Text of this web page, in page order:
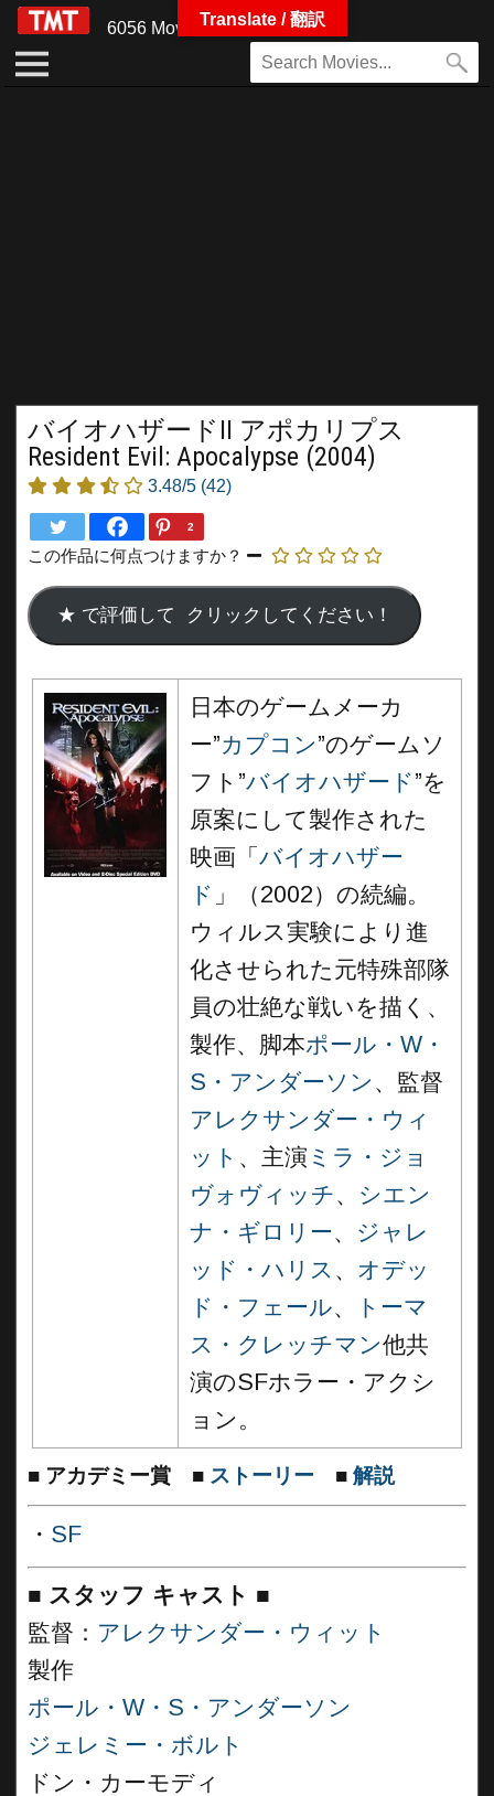
6056 Movies
バイオハザードII アポカリプス
Resident Evil: Apocalypse (2004)
3.48/5 (42)
2
この作品に何点つけますか？
日本のゲームメーカ
ー”カプコン”のゲームソ
フト”バイオハザード”を
原案にして製作された
映画「 バイオハザー
ド 」（2002）の続編。
ウィルス実験により進
化させられた元特殊部隊
員の壮絶な戦いを描く、
製作、脚本ポール・W・
S・アンダーソン 、監督
アレクサンダー・ウィ
ット 、主演 ミラ・ジョ
ヴォヴィッチ、 シエン
ナ・ギロリー、 ジャレ
ッド・ハリス 、 オデッ
ド・フェール、
トーマ
ス・クレッチマン他共
演のSFホラー・アクシ
ョン。
■ アカデミー賞 ■ ストーリー ■ 解説
・ SF
■ スタッフ キャスト ■
監督： アレクサンダー・ウィット
製作
ポール・W・S・アンダーソン
ジェレミー・ボルト
ドン・カーモディ
Translate / 翻訳